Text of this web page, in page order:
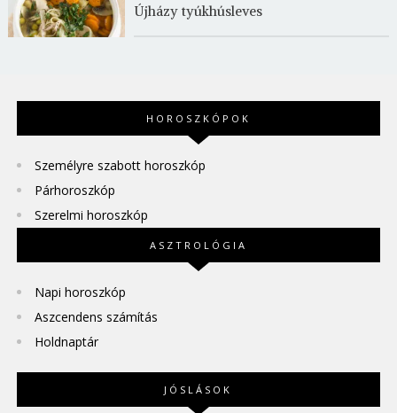
Újházy tyúkhúsleves
HOROSZKÓPOK
Személyre szabott horoszkóp
Párhoroszkóp
Szerelmi horoszkóp
ASZTROLÓGIA
Napi horoszkóp
Aszcendens számítás
Holdnaptár
JÓSLÁSOK